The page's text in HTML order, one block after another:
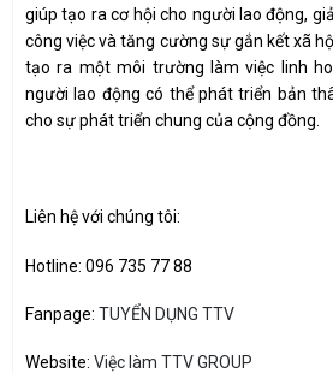
giúp tạo ra cơ hội cho người lao động,
công việc và tăng cường sự gắn kết xã
tạo ra một môi trường làm việc linh
người lao động có thể phát triển bản
cho sự phát triển chung của cộng đồng.
Liên hệ với chúng tôi:
Hotline: 096 735 77 88
Fanpage: TUYỂN DỤNG TTV
Website: Việc làm TTV GROUP